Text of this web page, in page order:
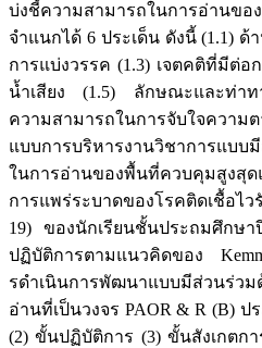
บ่งชี้ความสามารถในการอ่านขอ
จำแนกได้ 6 ประเด็น ดังนี้ (1.1) ด้
การแบ่งวรรค (1.3) เจตคติที่มีต่อ
น้ำเสียง (1.5) ลักษณะและท่าท
ความสามารถในการจับใจความ
แบบการบริหารงานวิชาการแบบ
ในการอ่านของพื้นที่ควบคุมสูงสุ
การแพร่ระบาดของโรคติดเชื้อไ
19) ของนักเรียนชั้นประถมศึกษ
ปฏิบัติการตามแนวคิดของ
รดําเนินการพัฒนาแบบมีส่วนร่วม
อ่านที่เป็นวงจร PAOR & R (B)
(2) ขั้นปฏิบัติการ (3) ขั้นสังเกต